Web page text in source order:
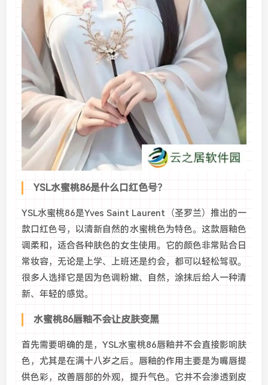
YSL水蜜桃86是什么口红色号？
YSL水蜜桃86是Yves Saint Laurent（圣罗兰）推出的一
款口红色号，以清新自然的水蜜桃色为特色。这款唇釉色
调柔和，适合各种肤色的女生使用。它的颜色非常贴合日
常妆容，无论是上学、上班还是约会，都可以轻松驾驭。
很多人选择它是因为色调粉嫩、自然，涂抹后给人一种清
新、年轻的感觉。
水蜜桃86唇釉不会让皮肤变黑
首先需要明确的是，YSL水蜜桃86唇釉并不会直接影响肤
色，尤其是在满十八岁之后。唇釉的作用主要是为嘴唇提
供色彩，改善唇部的外观，提升气色。它并不会渗透到皮